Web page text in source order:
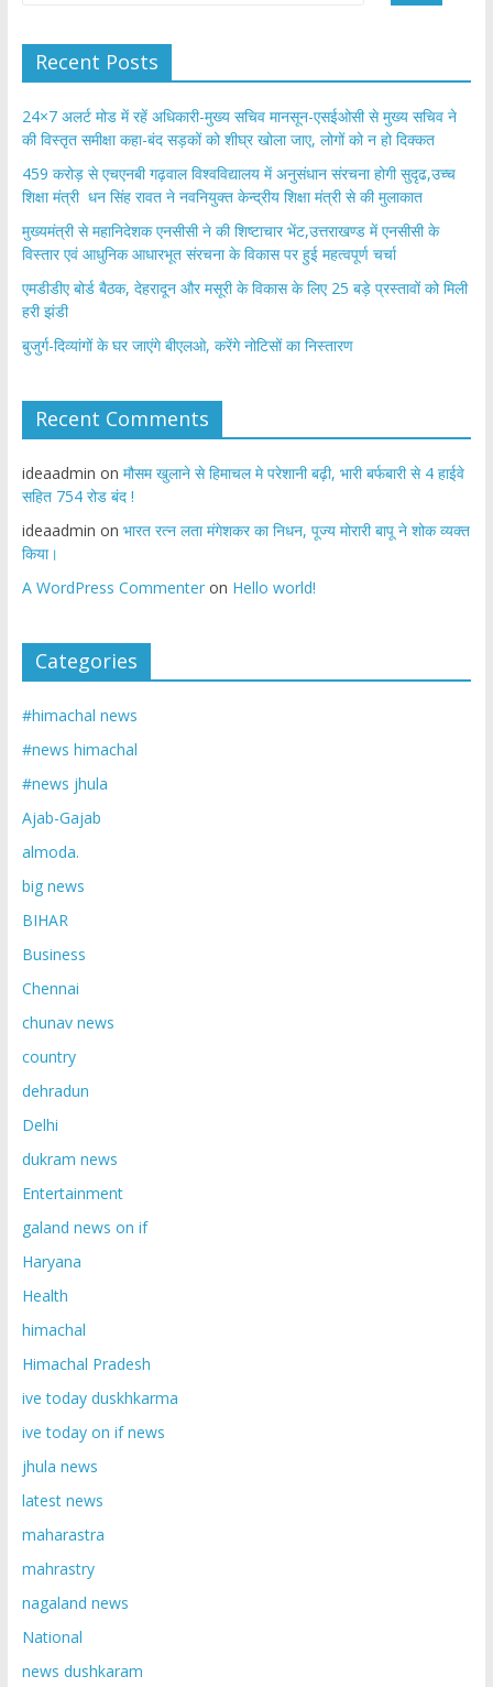
Recent Posts
24×7 अलर्ट मोड में रहें अधिकारी-मुख्य सचिव मानसून-एसईओसी से मुख्य सचिव ने
की विस्तृत समीक्षा कहा-बंद सड़कों को शीघ्र खोला जाए, लोगों को न हो दिक्कत
459 करोड़ से एचएनबी गढ़वाल विश्वविद्यालय में अनुसंधान संरचना होगी सुदृढ,उच्च
शिक्षा मंत्री धन सिंह रावत ने नवनियुक्त केन्द्रीय शिक्षा मंत्री से की मुलाकात
मुख्यमंत्री से महानिदेशक एनसीसी ने की शिष्टाचार भेंट,उत्तराखण्ड में एनसीसी के
विस्तार एवं आधुनिक आधारभूत संरचना के विकास पर हुई महत्वपूर्ण चर्चा
एमडीडीए बोर्ड बैठक, देहरादून और मसूरी के विकास के लिए 25 बड़े प्रस्तावों को मिली
हरी झंडी
बुजुर्ग-दिव्यांगों के घर जाएंगे बीएलओ, करेंगे नोटिसों का निस्तारण
Recent Comments
ideaadmin on मौसम खुलाने से हिमाचल मे परेशानी बढ़ी, भारी बर्फबारी से 4 हाईवे
सहित 754 रोड बंद !
ideaadmin on भारत रत्न लता मंगेशकर का निधन, पूज्य मोरारी बापू ने शोक व्यक्त
किया।
A WordPress Commenteron Hello world!
Categories
#himachal news
#news himachal
#news jhula
Ajab-Gajab
almoda.
big news
BIHAR
Business
Chennai
chunav news
country
dehradun
Delhi
dukram news
Entertainment
galand news on if
Haryana
Health
himachal
Himachal Pradesh
ive today duskhkarma
ive today on if news
jhula news
latest news
maharastra
mahrastry
nagaland news
National
news dushkaram